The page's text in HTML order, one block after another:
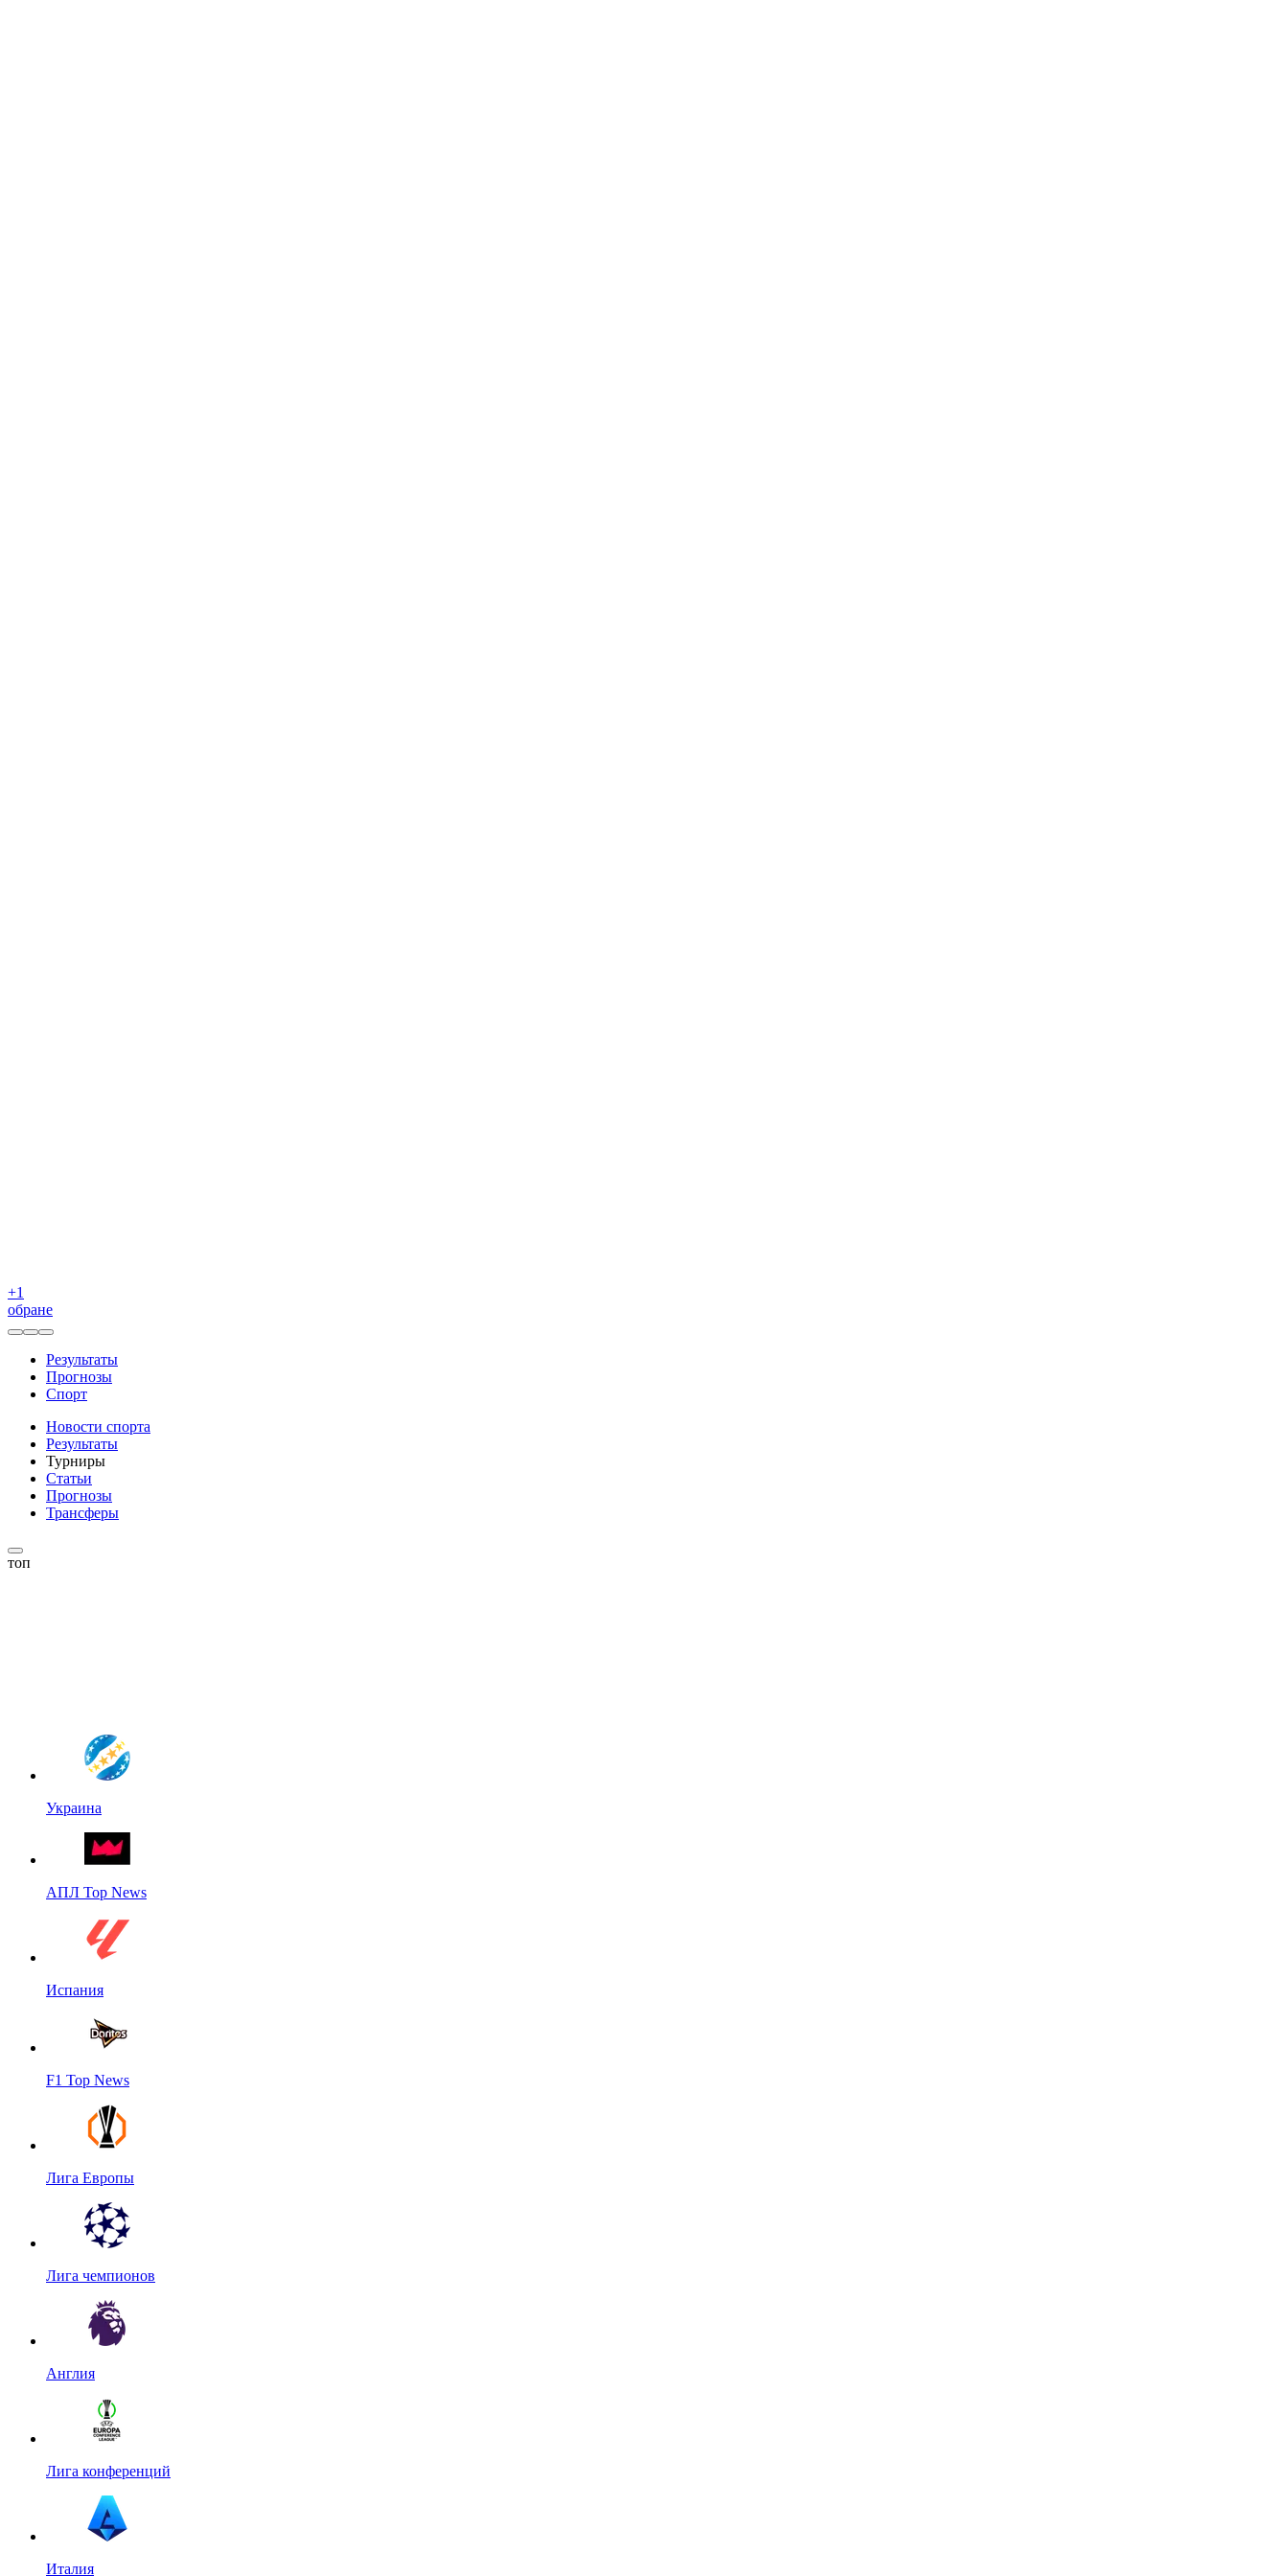
+1
обране
Результаты
Прогнозы
Спорт
Новости спорта
Результаты
Турниры
Статьи
Прогнозы
Трансферы
топ
Украина
АПЛ Top News
Испания
F1 Top News
Лига Европы
Лига чемпионов
Англия
Лига конференций
Италия